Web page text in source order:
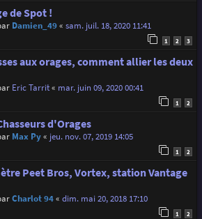
de Spot !
Damien_49« sam. juil. 18, 2020 11:41
1 2 3
aux orages, comment allier les deux
Eric Tarrit« mar. juin 09, 2020 00:41
1 2
d'Orages
Max Py« jeu. nov. 07, 2019 14:05
1 2
Peet Bros, Vortex, station Vantage
Charlot 94« dim. mai 20, 2018 17:10
1 2